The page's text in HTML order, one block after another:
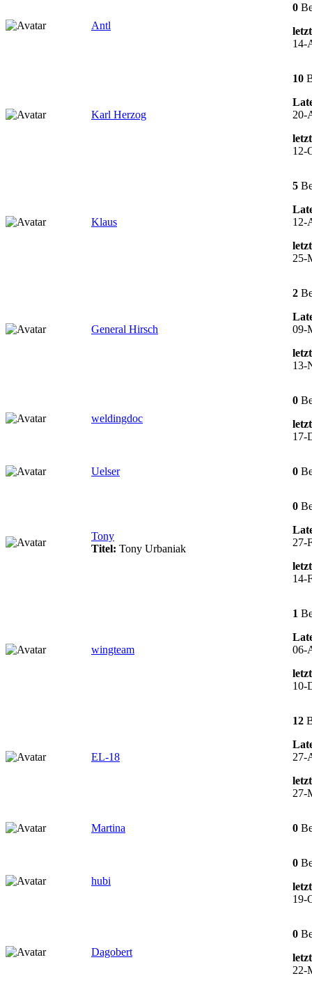
Antl
0
14-
Karl Herzog
10
20-
12-
Klaus
5
12-
25-
General Hirsch
2
09-
13-
weldingdoc
0
17-
Uelser 0
Tony
Titel: Tony Urbaniak
0
27-
14-
wingteam
1
06-
10-
EL-18
12
27-
27-
Martina 0
hubi
0
19-
Dagobert
0
22-